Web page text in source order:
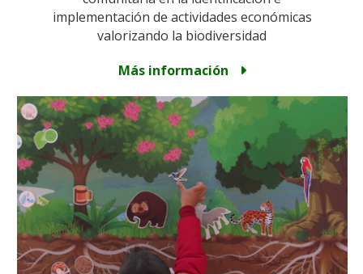
implementación de actividades económicas
valorizando la biodiversidad
Más información